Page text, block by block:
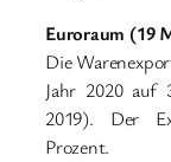
Euroraum (19
Die
Jahr 2020 auf
2019). Der
Prozent.